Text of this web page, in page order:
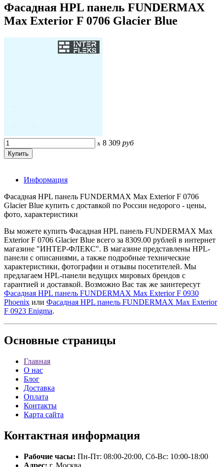
Фасадная HPL панель FUNDERMAX
Max Exterior F 0706 Glacier Blue
x 8 309 руб
Информация
Фасадная HPL панель FUNDERMAX Max Exterior F 0706
Glacier Blue купить с доставкой по России недорого - цены,
фото, характеристики
Вы можете купить Фасадная HPL панель FUNDERMAX Max
Exterior F 0706 Glacier Blue всего за 8309.00 рублей в интернет
магазине "ИНТЕР-ФЛЕКС". В магазине представлены HPL-
панели с описаниями, а также подробные технические
характеристики, фотографии и отзывы посетителей. Мы
предлагаем HPL-панели ведущих мировых брендов с
гарантией и доставкой. Возможно Вас так же заинтересут
Фасадная HPL панель FUNDERMAX Max Exterior F 0930
Phoenix или Фасадная HPL панель FUNDERMAX Max Exterior
F 0923 Enigma.
Основные страницы
Главная
О нас
Блог
Доставка
Оплата
Контакты
Карта сайта
Контактная информация
Рабочие часы: Пн-Пт: 08:00-20:00, Сб-Вс: 10:00-18:00